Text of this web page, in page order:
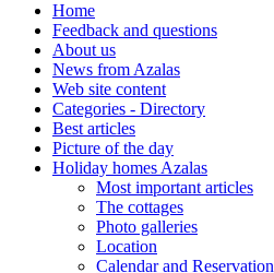
Home
Feedback and questions
About us
News from Azalas
Web site content
Categories - Directory
Best articles
Picture of the day
Holiday homes Azalas
Most important articles
The cottages
Photo galleries
Location
Calendar and Reservation